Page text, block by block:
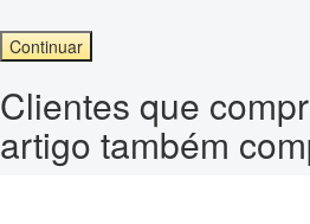
Continuar
Clientes que
artigo também